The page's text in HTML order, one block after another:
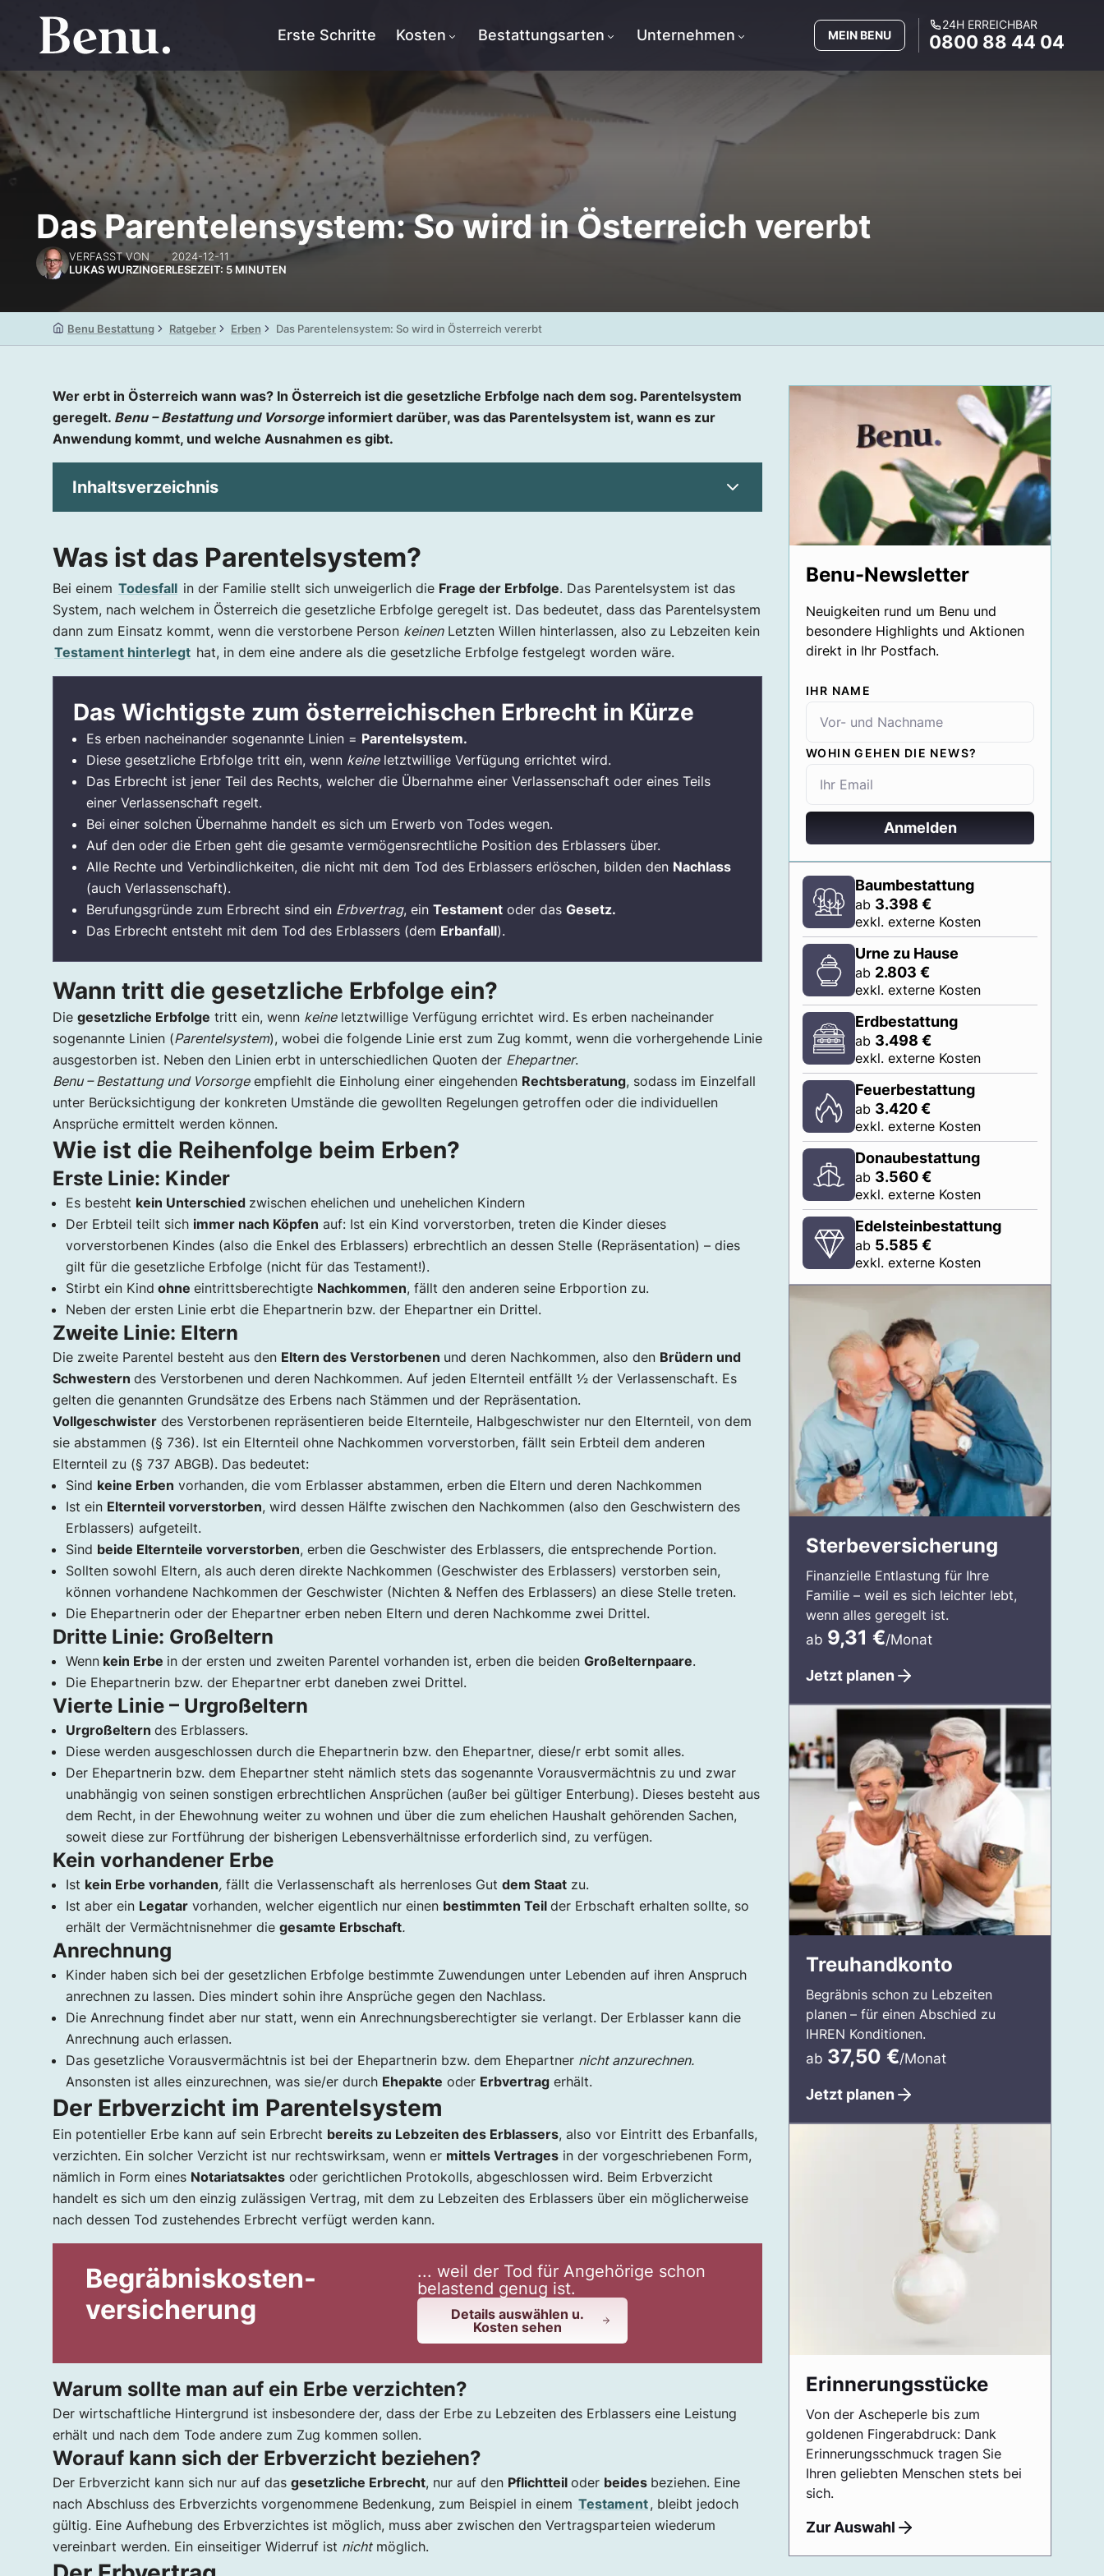
Erste Schritte Kosten Bestattungsarten Unternehmen MEIN BENU
24H ERREICHBAR
0800 88 44 04
Das Parentelensystem: So wird in Österreich vererbt
VERFASST VON
LUKAS WURZINGER
2024-12-11
LESEZEIT: 5 MINUTEN
Benu Bestattung Ratgeber Erben Das Parentelensystem: So wird in Österreich vererbt
Wer erbt in Österreich wann was? In Österreich ist die gesetzliche Erbfolge nach dem sog. Parentelsystem
geregelt. Benu – Bestattung und Vorsorgeinformiert darüber, was das Parentelsystem ist, wann es zur
Anwendung kommt, und welche Ausnahmen es gibt.
Inhaltsverzeichnis
Das Wichtigste zum österreichischen Erbrecht in Kürze
Wann tritt die gesetzliche Erbfolge ein?
Wie ist die Reihenfolge beim Erben?
Der Erbverzicht im Parentelsystem
Der Erbvertrag
Enterbung
Die Erben tragen die Bestattungskosten
Was ist das Parentelsystem?
Bei einem Todesfall in der Familie stellt sich unweigerlich die Frage der Erbfolge. Das Parentelsystem ist das
System, nach welchem in Österreich die gesetzliche Erbfolge geregelt ist. Das bedeutet, dass das Parentelsystem
dann zum Einsatz kommt, wenn die verstorbene Person keinenLetzten Willen hinterlassen, also zu Lebzeiten kein
Testament hinterlegt hat, in dem eine andere als die gesetzliche Erbfolge festgelegt worden wäre.
Das Wichtigste zum österreichischen Erbrecht in Kürze
Es erben nacheinander sogenannte Linien = Parentelsystem.
Diese gesetzliche Erbfolge tritt ein, wenn keineletztwillige Verfügung errichtet wird.
Das Erbrecht ist jener Teil des Rechts, welcher die Übernahme einer Verlassenschaft oder eines Teils
einer Verlassenschaft regelt.
Bei einer solchen Übernahme handelt es sich um Erwerb von Todes wegen.
Auf den oder die Erben geht die gesamte vermögensrechtliche Position des Erblassers über.
Alle Rechte und Verbindlichkeiten, die nicht mit dem Tod des Erblassers erlöschen, bilden den Nachlass
(auch Verlassenschaft).
Berufungsgründe zum Erbrecht sind ein Erbvertrag, ein Testament oder das Gesetz.
Das Erbrecht entsteht mit dem Tod des Erblassers (dem Erbanfall).
Wann tritt die gesetzliche Erbfolge ein?
Die gesetzliche Erbfolge tritt ein, wenn keineletztwillige Verfügung errichtet wird. Es erben nacheinander
sogenannte Linien (Parentelsystem), wobei die folgende Linie erst zum Zug kommt, wenn die vorhergehende Linie
ausgestorben ist. Neben den Linien erbt in unterschiedlichen Quoten der Ehepartner.
Benu – Bestattung und Vorsorgeempfiehlt die Einholung einer eingehenden Rechtsberatung, sodass im Einzelfall
unter Berücksichtigung der konkreten Umstände die gewollten Regelungen getroffen oder die individuellen
Ansprüche ermittelt werden können.
Wie ist die Reihenfolge beim Erben?
Erste Linie: Kinder
Es besteht kein Unterschied zwischen ehelichen und unehelichen Kindern
Der Erbteil teilt sich immer nach Köpfen auf: Ist ein Kind vorverstorben, treten die Kinder dieses
vorverstorbenen Kindes (also die Enkel des Erblassers) erbrechtlich an dessen Stelle (Repräsentation) – dies
gilt für die gesetzliche Erbfolge (nicht für das Testament!).
Stirbt ein Kind ohne eintrittsberechtigte Nachkommen, fällt den anderen seine Erbportion zu.
Neben der ersten Linie erbt die Ehepartnerin bzw. der Ehepartner ein Drittel.
Zweite Linie: Eltern
Die zweite Parentel besteht aus den Eltern des Verstorbenen und deren Nachkommen, also den Brüdern und
Schwestern des Verstorbenen und deren Nachkommen. Auf jeden Elternteil entfällt 1⁄2 der Verlassenschaft. Es
gelten die genannten Grundsätze des Erbens nach Stämmen und der Repräsentation.
Vollgeschwister des Verstorbenen repräsentieren beide Elternteile, Halbgeschwister nur den Elternteil, von dem
sie abstammen (§ 736). Ist ein Elternteil ohne Nachkommen vorverstorben, fällt sein Erbteil dem anderen
Elternteil zu (§ 737 ABGB). Das bedeutet:
Sind keine Erben vorhanden, die vom Erblasser abstammen, erben die Eltern und deren Nachkommen
Ist ein Elternteil vorverstorben, wird dessen Hälfte zwischen den Nachkommen (also den Geschwistern des
Erblassers) aufgeteilt.
Sind beide Elternteile vorverstorben, erben die Geschwister des Erblassers, die entsprechende Portion.
Sollten sowohl Eltern, als auch deren direkte Nachkommen (Geschwister des Erblassers) verstorben sein,
können vorhandene Nachkommen der Geschwister (Nichten & Neffen des Erblassers) an diese Stelle treten.
Die Ehepartnerin oder der Ehepartner erben neben Eltern und deren Nachkomme zwei Drittel.
Dritte Linie: Großeltern
Wenn kein Erbe in der ersten und zweiten Parentel vorhanden ist, erben die beiden Großelternpaare.
Die Ehepartnerin bzw. der Ehepartner erbt daneben zwei Drittel.
Vierte Linie – Urgroßeltern
Urgroßeltern des Erblassers.
Diese werden ausgeschlossen durch die Ehepartnerin bzw. den Ehepartner, diese/r erbt somit alles.
Der Ehepartnerin bzw. dem Ehepartner steht nämlich stets das sogenannte Vorausvermächtnis zu und zwar
unabhängig von seinen sonstigen erbrechtlichen Ansprüchen (außer bei gültiger Enterbung). Dieses besteht aus
dem Recht, in der Ehewohnung weiter zu wohnen und über die zum ehelichen Haushalt gehörenden Sachen,
soweit diese zur Fortführung der bisherigen Lebensverhältnisse erforderlich sind, zu verfügen.
Kein vorhandener Erbe
Ist kein Erbe vorhanden, fällt die Verlassenschaft als herrenloses Gut dem Staat zu.
Ist aber ein Legatar vorhanden, welcher eigentlich nur einen bestimmten Teil der Erbschaft erhalten sollte, so
erhält der Vermächtnisnehmer die gesamte Erbschaft.
Anrechnung
Kinder haben sich bei der gesetzlichen Erbfolge bestimmte Zuwendungen unter Lebenden auf ihren Anspruch
anrechnen zu lassen. Dies mindert sohin ihre Ansprüche gegen den Nachlass.
Die Anrechnung findet aber nur statt, wenn ein Anrechnungsberechtigter sie verlangt. Der Erblasser kann die
Anrechnung auch erlassen.
Das gesetzliche Vorausvermächtnis ist bei der Ehepartnerin bzw. dem Ehepartner nicht anzurechnen.
Ansonsten ist alles einzurechnen, was sie/er durch Ehepakte oder Erbvertrag erhält.
Der Erbverzicht im Parentelsystem
Ein potentieller Erbe kann auf sein Erbrecht bereits zu Lebzeiten des Erblassers, also vor Eintritt des Erbanfalls,
verzichten. Ein solcher Verzicht ist nur rechtswirksam, wenn er mittels Vertrages in der vorgeschriebenen Form,
nämlich in Form eines Notariatsaktes oder gerichtlichen Protokolls, abgeschlossen wird. Beim Erbverzicht
handelt es sich um den einzig zulässigen Vertrag, mit dem zu Lebzeiten des Erblassers über ein möglicherweise
nach dessen Tod zustehendes Erbrecht verfügt werden kann.
Begräbniskosten-
versicherung
... weil der Tod für Angehörige schon
belastend genug ist.
Details auswählen u.
Kosten sehen
Warum sollte man auf ein Erbe verzichten?
Der wirtschaftliche Hintergrund ist insbesondere der, dass der Erbe zu Lebzeiten des Erblassers eine Leistung
erhält und nach dem Tode andere zum Zug kommen sollen.
Worauf kann sich der Erbverzicht beziehen?
Der Erbverzicht kann sich nur auf das gesetzliche Erbrecht, nur auf den Pflichtteil oder beides beziehen. Eine
nach Abschluss des Erbverzichts vorgenommene Bedenkung, zum Beispiel in einem Testament, bleibt jedoch
gültig. Eine Aufhebung des Erbverzichtes ist möglich, muss aber zwischen den Vertragsparteien wiederum
vereinbart werden. Ein einseitiger Widerruf ist nichtmöglich.
Benu-Newsletter
Neuigkeiten rund um Benu und
besondere Highlights und Aktionen
direkt in Ihr Postfach.
IHR NAME
WOHIN GEHEN DIE NEWS?
Anmelden
Baumbestattung
ab 3.398 €
exkl. externe Kosten
Urne zu Hause
ab 2.803 €
exkl. externe Kosten
Erdbestattung
ab 3.498 €
exkl. externe Kosten
Feuerbestattung
ab 3.420€
exkl. externe Kosten
Donaubestattung
ab 3.560€
exkl. externe Kosten
Edelsteinbestattung
ab 5.585 €
exkl. externe Kosten
Sterbeversicherung
Finanzielle Entlastung für Ihre
Familie – weil es sich leichter lebt,
wenn alles geregelt ist.
ab 9,31 €/Monat
Jetzt planen
Treuhandkonto
Begräbnis schon zu Lebzeiten
planen – für einen Abschied zu
IHREN Konditionen.
ab 37,50 €/Monat
Jetzt planen
Erinnerungsstücke
Von der Ascheperle bis zum
goldenen Fingerabdruck: Dank
Erinnerungsschmuck tragen Sie
Ihren geliebten Menschen stets bei
sich.
Zur Auswahl